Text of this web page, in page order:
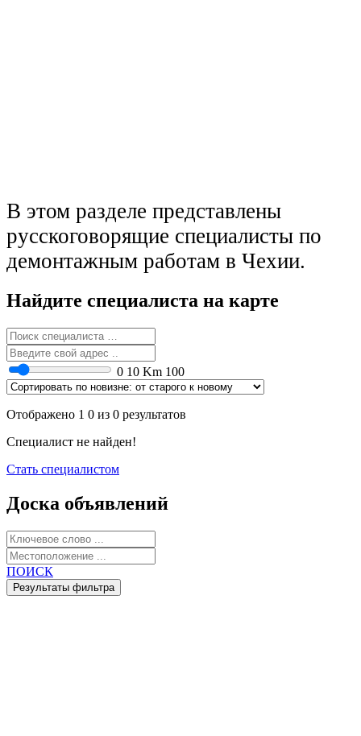
В этом разделе представлены
русскоговорящие специалисты по
демонтажным работам в Чехии.
Найдите специалиста на карте
0 10 Km 100
Отображено 1 0 из 0 результатов
Специалист не найден!
Стать специалистом
Доска объявлений
ПОИСК